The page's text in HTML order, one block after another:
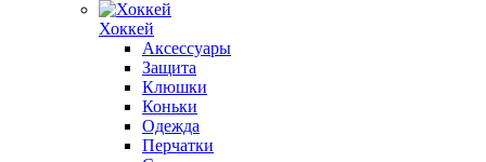
Хоккей
Аксессуары
Защита
Клюшки
Коньки
Одежда
Перчатки